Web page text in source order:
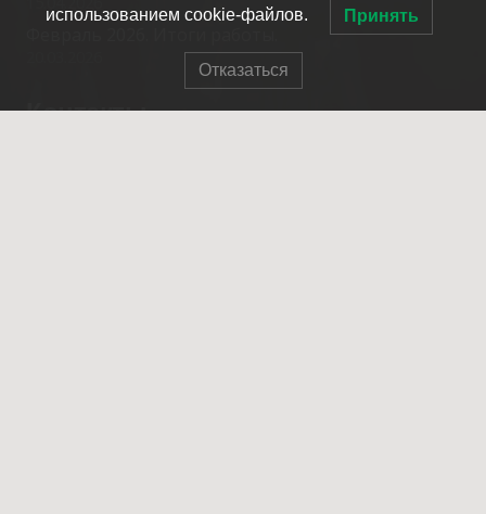
Контакты
использованием cookie-файлов. Принять
Отказаться